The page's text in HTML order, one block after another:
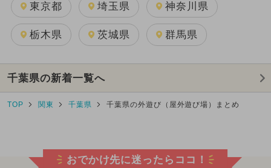
東京都 埼玉県 神奈川県
栃木県 茨城県 群馬県
千葉県の新着一覧へ
TOP 関東 千葉県 千葉県の外遊び（屋外遊び場）まとめ
おでかけ先に迷ったらココ！